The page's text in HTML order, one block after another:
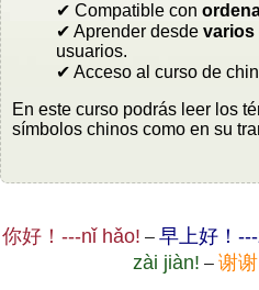
✔ Compatible con
✔ Aprender desde varios
usuarios.
✔ Acceso al curso de
En este curso podrás leer los
símbolos chinos como en su
你好！---nǐ hǎo! – 早上好！
zài jiàn! – 谢